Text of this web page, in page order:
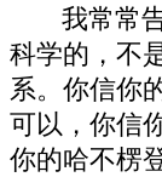
我常常
科学的，不
系。你信你
可以，你信
你的哈不楞